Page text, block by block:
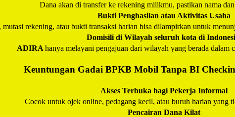
Dana akan di transfer ke rekening milikmu, pastikan nama
Bukti Penghasilan atau Aktivitas Usaha
mutasi rekening, atau bukti transaksi harian bisa dilampirkan untuk
Domisili di Wilayah seluruh kota di
ADIRA hanya melayani pengajuan dari wilayah yang berada dalam
Keuntungan Gadai BPKB Mobil Tanpa BI
Akses Terbuka bagi Pekerja Informal
Cocok untuk ojek online, pedagang kecil, atau buruh harian yang
Pencairan Dana Kilat